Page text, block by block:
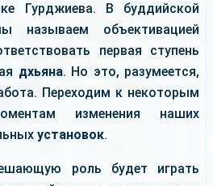
Гурджиева. В буддийской
объективацией
первая ступень
дхьяна. Но это, разумеется,
Переходим к некоторым
изменения наших
установок.
роль будет играть